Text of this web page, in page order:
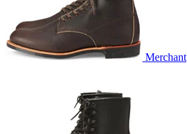
Merchant